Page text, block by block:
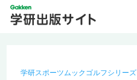
学研スポーツムックゴルフシリーズ